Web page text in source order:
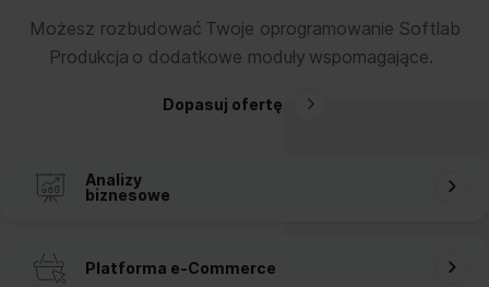
Możesz rozbudować Twoje oprogramowanie Softlab
Produkcja o dodatkowe moduły wspomagające.
Dopasuj ofertę
Analizy
biznesowe
Platforma e‑Commerce